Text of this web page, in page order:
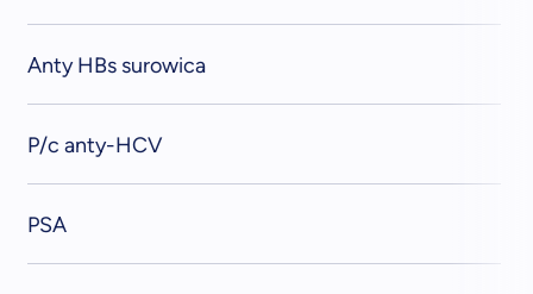
Anty HBs surowica
P/c anty-HCV
PSA